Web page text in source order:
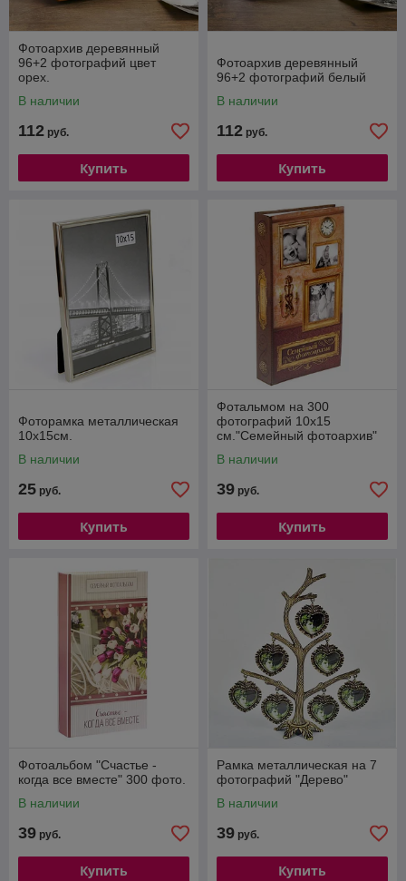
Фотоархив деревянный
96+2 фотографий цвет
орех.
В наличии
112 руб.
Купить
Фотоархив деревянный
96+2 фотографий белый
В наличии
112 руб.
Купить
Фоторамка металлическая
10х15см.
В наличии
25 руб.
Купить
Фотальмом на 300
фотографий 10х15
см."Семейный фотоархив"
В наличии
39 руб.
Купить
Фотоальбом "Счастье -
когда все вместе" 300 фото.
В наличии
39 руб.
Купить
Рамка металлическая на 7
фотографий "Дерево"
В наличии
39 руб.
Купить